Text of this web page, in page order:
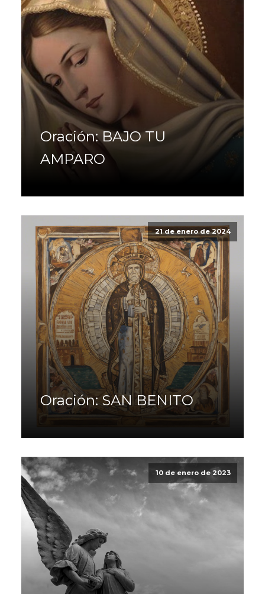
Oración: BAJO TU
AMPARO
21 de enero de 2024
Oración: SAN BENITO
10 de enero de 2023